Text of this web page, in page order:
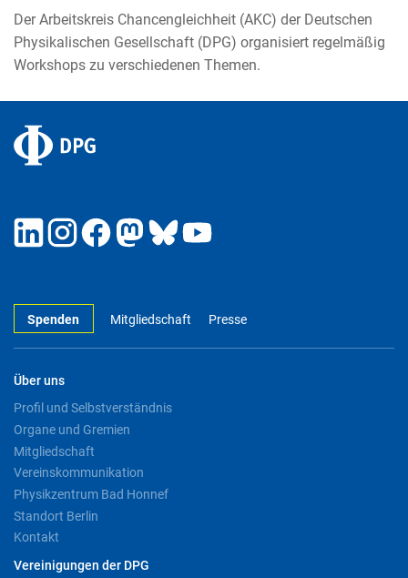
Der Arbeitskreis Chancengleichheit (AKC) der Deutschen
Physikalischen Gesellschaft (DPG) organisiert regelmäßig
Workshops zu verschiedenen Themen.
Spenden Mitgliedschaft Presse
Über uns
Profil und Selbstverständnis
Organe und Gremien
Mitgliedschaft
Vereinskommunikation
Physikzentrum Bad Honnef
Standort Berlin
Kontakt
Vereinigungen der DPG